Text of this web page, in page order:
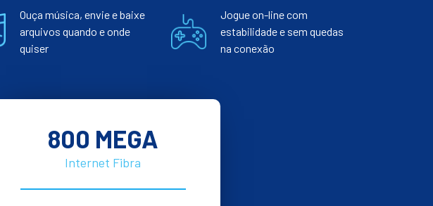
Ouça música, envie e baixe
arquivos quando e onde
quiser
Jogue on-line com
estabilidade e sem quedas
na conexão
800 MEGA
Internet Fibra